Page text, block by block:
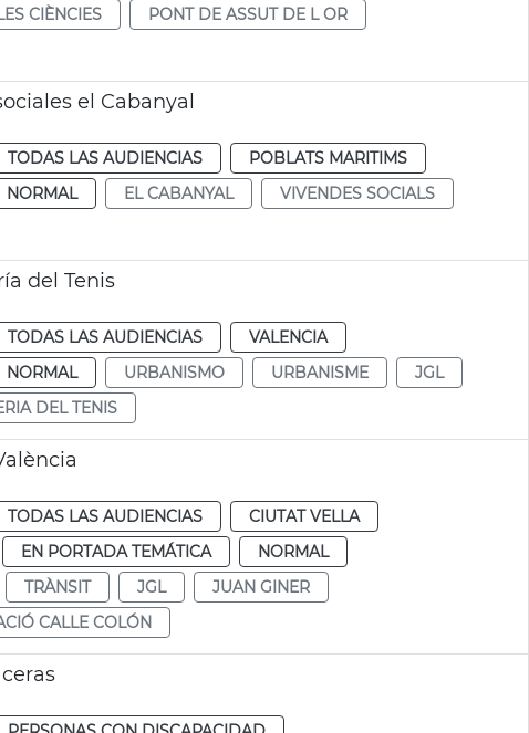
CIÈNCIES
PONT DE ASSUT DE L OR
el Cabanyal
TODAS LAS AUDIENCIAS
POBLATS MARITIMS
NORMAL EL CABANYAL
VIVENDES SOCIALS
del Tenis
TODAS LAS AUDIENCIAS
VALENCIA
NORMAL URBANISMO URBANISME
JGL
DEL TENIS
TODAS LAS AUDIENCIAS
CIUTAT VELLA
EN PORTADA TEMÁTICA
NORMAL
TRÀNSIT JGL
JUAN GINER
CALLE COLÓN